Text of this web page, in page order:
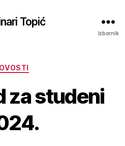
Topić
Izbornik
Kategorije
za studeni